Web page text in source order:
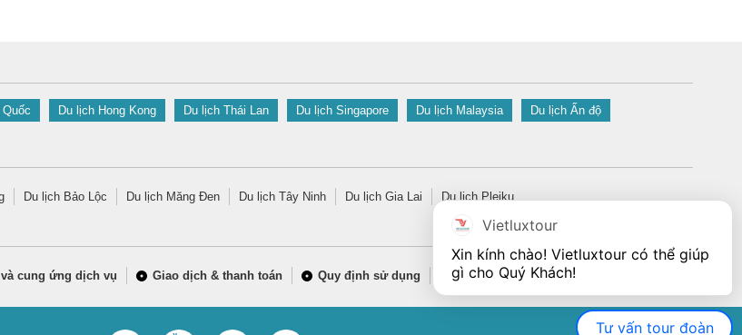
Quốc Du lịch Hong Kong Du lịch Thái Lan Du lịch Singapore Du lịch Malaysia Du lịch Ấn độ
Du lịch Bảo Lộc Du lịch Măng Đen Du lịch Tây Ninh Du lịch Gia Lai Du lịch Pleiku
cung ứng dịch vụ Giao dịch & thanh toán Quy định sử dụng Quy định bảo mật thông tin
Vietluxtour
Xin kính chào! Vietluxtour có thể giúp
gì cho Quý Khách!
Tư vấn tour đoàn